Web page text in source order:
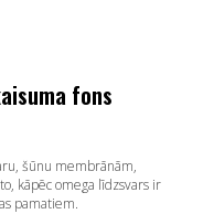
fons
šūnu membrānām,
kāpēc omega līdzsvars ir
pamatiem.